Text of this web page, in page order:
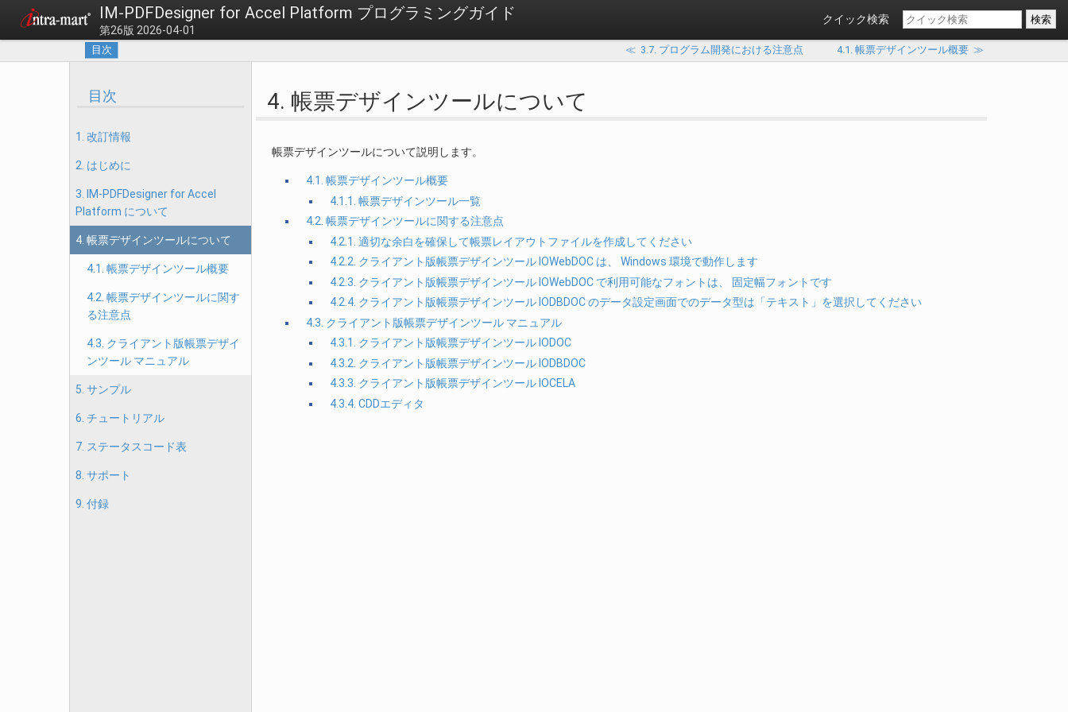
IM-PDFDesigner for Accel Platform プログラミングガイド
第26版 2026-04-01
クイック検索
目次 ≪ 3.7. プログラム開発における注意点 4.1. 帳票デザインツール概要≫
目次
1. 改訂情報
2. はじめに
3. IM-PDFDesigner for Accel
Platform について
4. 帳票デザインツールについて
4.1. 帳票デザインツール概要
4.2. 帳票デザインツールに関す
る注意点
4.3. クライアント版帳票デザイ
ンツール マニュアル
5. サンプル
6. チュートリアル
7. ステータスコード表
8. サポート
9. 付録
4. 帳票デザインツールについて
帳票デザインツールについて説明します。
4.1. 帳票デザインツール概要
4.1.1. 帳票デザインツール一覧
4.2. 帳票デザインツールに関する注意点
4.2.1. 適切な余白を確保して帳票レイアウトファイルを作成してください
4.2.2. クライアント版帳票デザインツール IOWebDOC は、 Windows 環境で動作します
4.2.3. クライアント版帳票デザインツール IOWebDOC で利用可能なフォントは、 固定幅フォントです
4.2.4. クライアント版帳票デザインツール IODBDOC のデータ設定画面でのデータ型は「テキスト」を選択してください
4.3. クライアント版帳票デザインツール マニュアル
4.3.1. クライアント版帳票デザインツール IODOC
4.3.2. クライアント版帳票デザインツール IODBDOC
4.3.3. クライアント版帳票デザインツール IOCELA
4.3.4. CDDエディタ